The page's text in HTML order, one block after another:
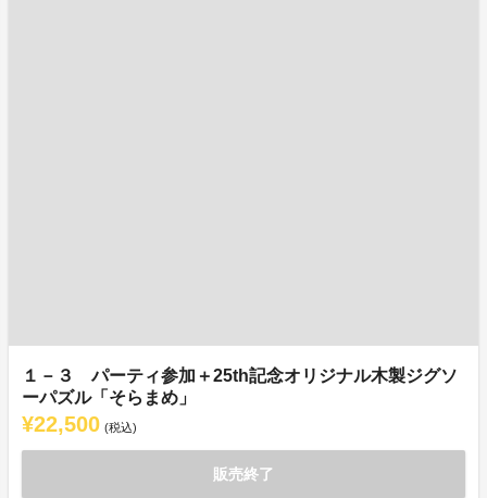
１－３ パーティ参加＋25th記念オリジナル木製ジグソ
ーパズル「そらまめ」
¥22,500 (税込)
販売終了